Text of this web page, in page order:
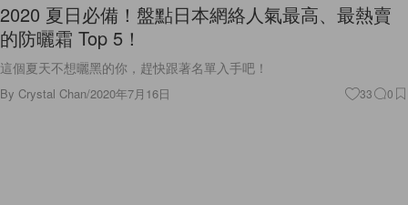
2020 夏日必備！盤點日本網絡人氣最高、最熱賣
的防曬霜 Top 5！
這個夏天不想曬黑的你，趕快跟著名單入手吧！
By Crystal Chan/2020年7月16日 33 0